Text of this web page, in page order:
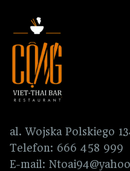
al. Wojska Polskiego
Telefon: 666 458 999
E-mail: